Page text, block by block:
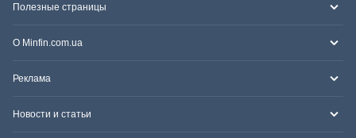
Полезные страницы
О Minfin.com.ua
Реклама
Новости и статьи